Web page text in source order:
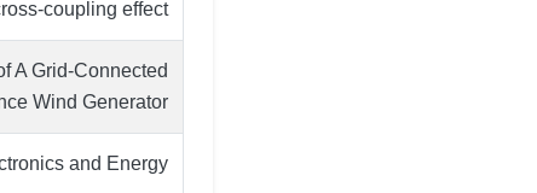
coupling effect,”
A Grid-Connected
Wind Generator
and Energy